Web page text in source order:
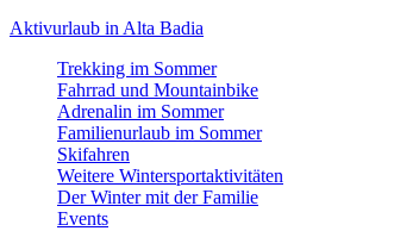
Aktivurlaub in Alta Badia
Trekking im Sommer
Fahrrad und Mountainbike
Adrenalin im Sommer
Familienurlaub im Sommer
Skifahren
Weitere Wintersportaktivitäten
Der Winter mit der Familie
Events